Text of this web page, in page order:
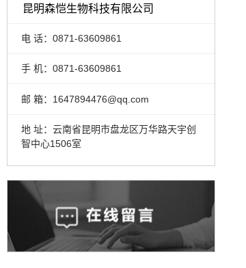
昆明森恺生物科技有限公司
电 话：0871-63609861
手 机：0871-63609861
邮 箱：1647894476@qq.com
地 址：云南省昆明市盘龙区万华路天宇创
智中心1506室